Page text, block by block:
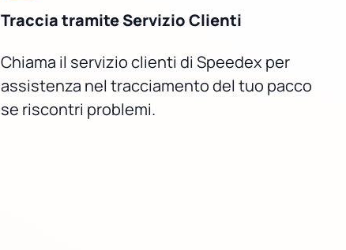
Traccia tramite Servizio Clienti
Chiama il servizio clienti di Speedex per
assistenza nel tracciamento del tuo pacco
se riscontri problemi.